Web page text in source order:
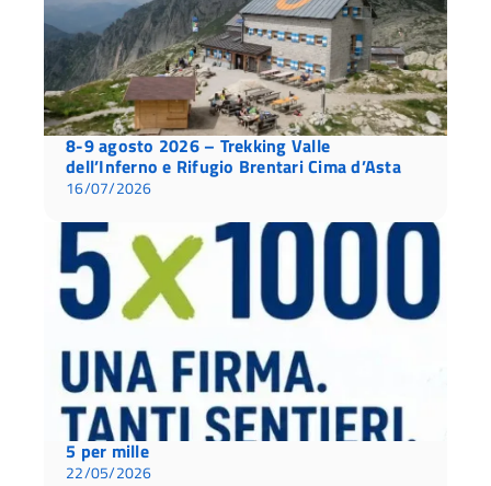
8-9 agosto 2026 – Trekking Valle
dell’Inferno e Rifugio Brentari Cima d’Asta
16/07/2026
5 per mille
22/05/2026